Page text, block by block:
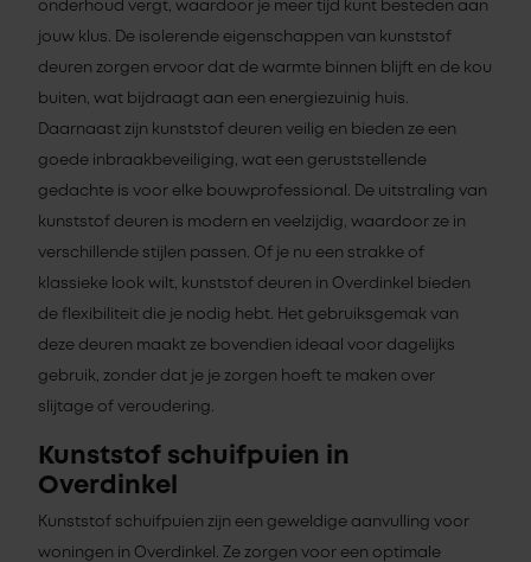
onderhoud vergt, waardoor je meer tijd kunt besteden aan
jouw klus. De isolerende eigenschappen van kunststof
deuren zorgen ervoor dat de warmte binnen blijft en de kou
buiten, wat bijdraagt aan een energiezuinig huis.
Daarnaast zijn kunststof deuren veilig en bieden ze een
goede inbraakbeveiliging, wat een geruststellende
gedachte is voor elke bouwprofessional. De uitstraling van
kunststof deuren is modern en veelzijdig, waardoor ze in
verschillende stijlen passen. Of je nu een strakke of
klassieke look wilt, kunststof deuren in Overdinkel bieden
de flexibiliteit die je nodig hebt. Het gebruiksgemak van
deze deuren maakt ze bovendien ideaal voor dagelijks
gebruik, zonder dat je je zorgen hoeft te maken over
slijtage of veroudering.
Kunststof schuifpuien in
Overdinkel
Kunststof schuifpuien zijn een geweldige aanvulling voor
woningen in Overdinkel. Ze zorgen voor een optimale